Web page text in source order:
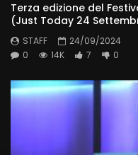
Terza edizione del
(Just Today 24
STAFF
24/09/2024
0
14K 7 0